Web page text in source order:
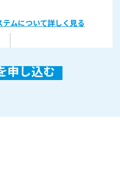
テムについて詳しく見る
申し込む